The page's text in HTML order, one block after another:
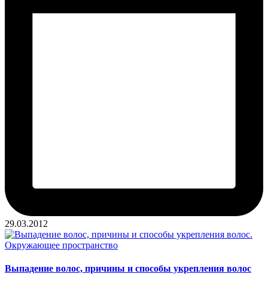
29.03.2012
Опубликовано
Окружающее пространство
Выпадение волос, причины и способы укрепления волос